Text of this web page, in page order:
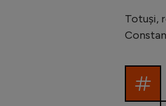
Totuși,